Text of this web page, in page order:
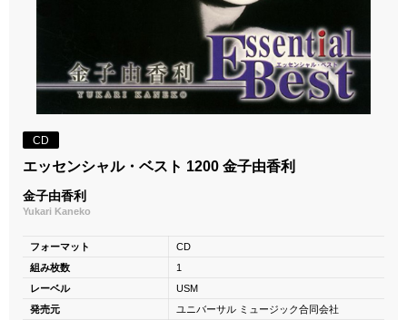
CD
エッセンシャル・ベスト 1200 金子由香利
金子由香利
Yukari Kaneko
フォーマット
CD
組み枚数
1
レーベル
USM
発売元
ユニバーサル ミュージック合同会社